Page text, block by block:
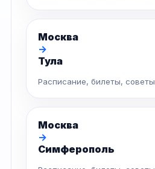
Москва
→
Тула
Расписание, билеты, советы
Москва
→
Симферополь